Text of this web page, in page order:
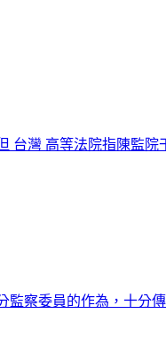
台灣 高等法院指陳監
察委員的作為，十分